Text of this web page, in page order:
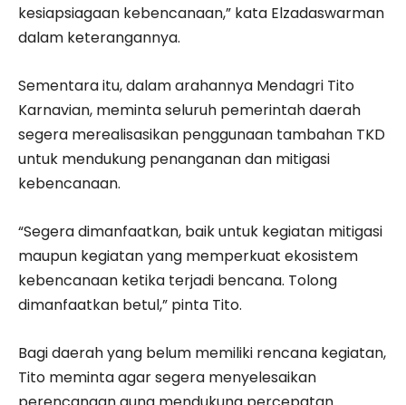
kesiapsiagaan kebencanaan,” kata Elzadaswarman
dalam keterangannya.
Sementara itu, dalam arahannya Mendagri Tito
Karnavian, meminta seluruh pemerintah daerah
segera merealisasikan penggunaan tambahan TKD
untuk mendukung penanganan dan mitigasi
kebencanaan.
“Segera dimanfaatkan, baik untuk kegiatan mitigasi
maupun kegiatan yang memperkuat ekosistem
kebencanaan ketika terjadi bencana. Tolong
dimanfaatkan betul,” pinta Tito.
Bagi daerah yang belum memiliki rencana kegiatan,
Tito meminta agar segera menyelesaikan